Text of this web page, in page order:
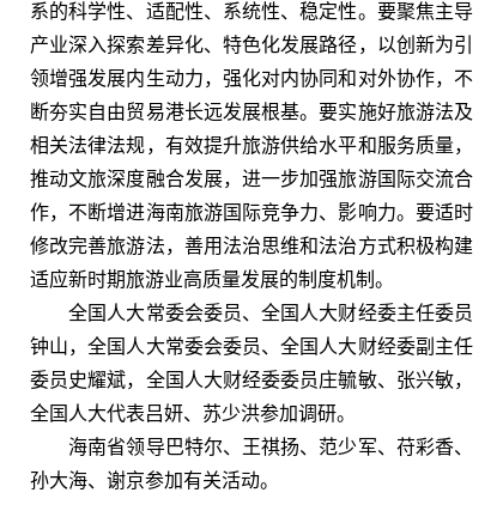
系的科学性、适配性、系统性、稳定性。要聚焦主导
产业深入探索差异化、特色化发展路径，以创新为引
领增强发展内生动力，强化对内协同和对外协作，不
断夯实自由贸易港长远发展根基。要实施好旅游法及
相关法律法规，有效提升旅游供给水平和服务质量，
推动文旅深度融合发展，进一步加强旅游国际交流合
作，不断增进海南旅游国际竞争力、影响力。要适时
修改完善旅游法，善用法治思维和法治方式积极构建
适应新时期旅游业高质量发展的制度机制。
全国人大常委会委员、全国人大财经委主任委员
钟山，全国人大常委会委员、全国人大财经委副主任
委员史耀斌，全国人大财经委委员庄毓敏、张兴敏，
全国人大代表吕妍、苏少洪参加调研。
海南省领导巴特尔、王祺扬、范少军、苻彩香、
孙大海、谢京参加有关活动。